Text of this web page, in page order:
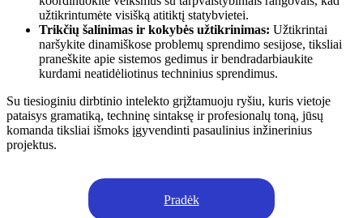
užtikrintumėte visišką atitiktį statybvietei.
Trikčių šalinimas ir kokybės užtikrinimas: Užtikrintai
naršykite dinamiškose problemų sprendimo sesijose, tiksliai
praneškite apie sistemos gedimus ir bendradarbiaukite
kurdami neatidėliotinus techninius sprendimus.
Su tiesioginiu dirbtinio intelekto grįžtamuoju ryšiu, kuris vietoje
pataisys gramatiką, techninę sintaksę ir profesionalų toną, jūsų
komanda tiksliai išmoks įgyvendinti pasaulinius inžinerinius
projektus.
Pradėk